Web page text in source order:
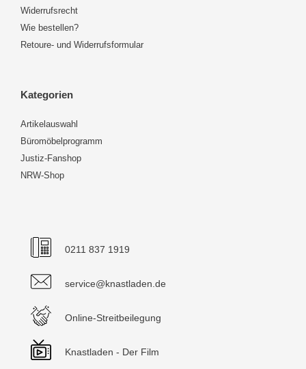
Widerrufsrecht
Wie bestellen?
Retoure- und Widerrufsformular
Kategorien
Artikelauswahl
Büromöbelprogramm
Justiz-Fanshop
NRW-Shop
0211 837 1919
service@knastladen.de
Online-Streitbeilegung
Knastladen - Der Film